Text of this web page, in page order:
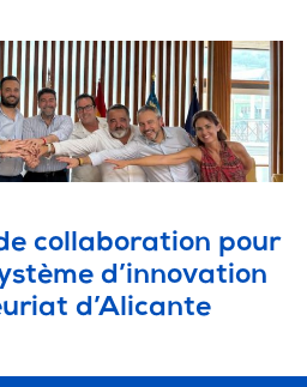
collaboration pour
d’innovation
d’Alicante